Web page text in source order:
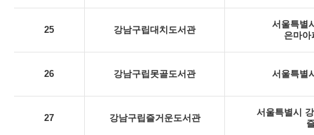
25 강남구립대치도서관
서울특별
은마아
26 강남구립못골도서관 서울특별
27 강남구립즐거운도서관
서울특별시